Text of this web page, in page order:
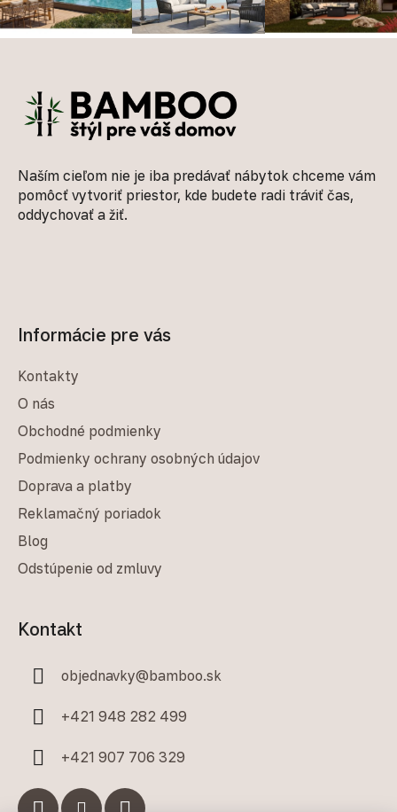
Naším cieľom nie je iba predávať nábytok chceme vám
pomôcť vytvoriť priestor, kde budete radi tráviť čas,
oddychovať a žiť.
Informácie pre vás
Kontakty
O nás
Obchodné podmienky
Podmienky ochrany osobných údajov
Doprava a platby
Reklamačný poriadok
Blog
Odstúpenie od zmluvy
Kontakt
objednavky@bamboo.sk
+421 948 282 499
+421 907 706 329